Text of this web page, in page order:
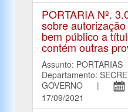
PORTARIA Nº.
sobre
bem público a
contém outras
Assunto:
Departamento:
GOVERNO |
17/09/2021